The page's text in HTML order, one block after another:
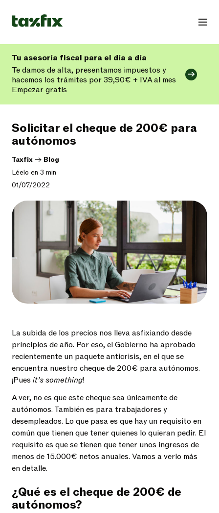
Tu asesoría fiscal para el día a día
Te damos de alta, presentamos impuestos y
hacemos los trámites por 39,90€ + IVA al mes
Empezar gratis
Solicitar el cheque de 200€ para
autónomos
Taxfix -> Blog
Léelo en 3 min
01/07/2022
La subida de los precios nos lleva asfixiando desde
principios de año. Por eso, el Gobierno ha aprobado
recientemente un paquete anticrisis, en el que se
encuentra nuestro cheque de 200€ para autónomos.
¡Pues it’s something!
A ver, no es que este cheque sea únicamente de
autónomos. También es para trabajadores y
desempleados. Lo que pasa es que hay un requisito en
común que tienen que tener quienes lo quieran pedir. El
requisito es que se tienen que tener unos ingresos de
menos de 15.000€ netos anuales. Vamos a verlo más
en detalle.
¿Qué es el cheque de 200€ de
autónomos?